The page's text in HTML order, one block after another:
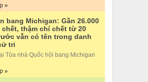
»
bang Michigan: Gần 26.000
thậm chí chết từ 20
vẫn có tên trong danh
tri
Tòa nhà Quốc hội bang Michigan
»